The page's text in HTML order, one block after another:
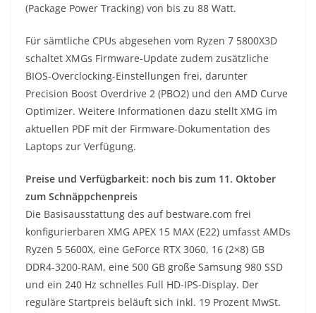
(Package Power Tracking) von bis zu 88 Watt.
Für sämtliche CPUs abgesehen vom Ryzen 7 5800X3D
schaltet XMGs Firmware-Update zudem zusätzliche
BIOS-Overclocking-Einstellungen frei, darunter
Precision Boost Overdrive 2 (PBO2) und den AMD Curve
Optimizer. Weitere Informationen dazu stellt XMG im
aktuellen PDF mit der Firmware-Dokumentation des
Laptops zur Verfügung.
Preise und Verfügbarkeit: noch bis zum 11. Oktober
zum Schnäppchenpreis
Die Basisausstattung des auf bestware.com frei
konfigurierbaren XMG APEX 15 MAX (E22) umfasst AMDs
Ryzen 5 5600X, eine GeForce RTX 3060, 16 (2×8) GB
DDR4-3200-RAM, eine 500 GB große Samsung 980 SSD
und ein 240 Hz schnelles Full HD-IPS-Display. Der
reguläre Startpreis beläuft sich inkl. 19 Prozent MwSt.